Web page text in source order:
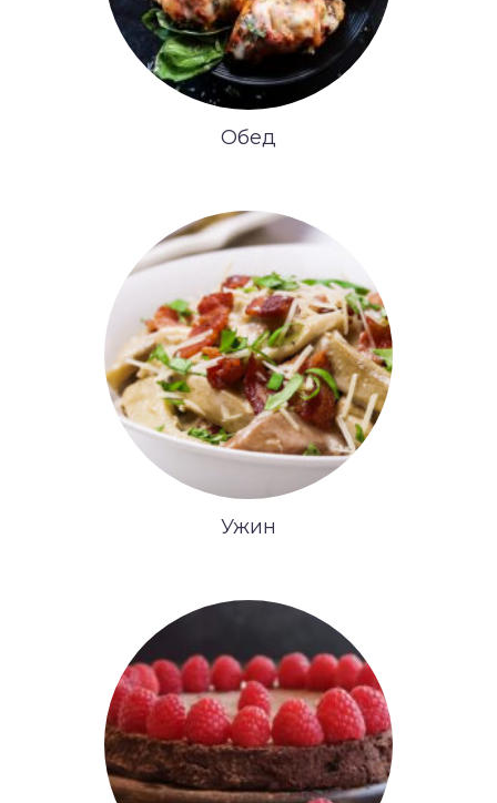
Обед
Ужин